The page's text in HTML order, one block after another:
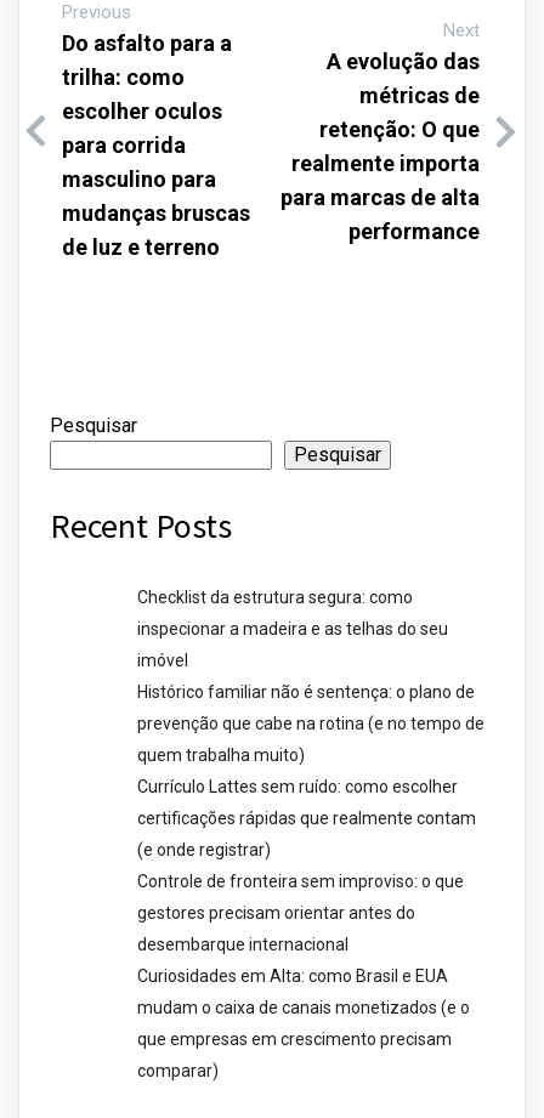
Previous
Do asfalto para a
trilha: como
escolher oculos
para corrida
masculino para
mudanças bruscas
de luz e terreno
Next
A evolução das
métricas de
retenção: O que
realmente importa
para marcas de alta
performance
Pesquisar
Pesquisar
Recent Posts
Checklist da estrutura segura: como
inspecionar a madeira e as telhas do seu
imóvel
Histórico familiar não é sentença: o plano de
prevenção que cabe na rotina (e no tempo de
quem trabalha muito)
Currículo Lattes sem ruído: como escolher
certificações rápidas que realmente contam
(e onde registrar)
Controle de fronteira sem improviso: o que
gestores precisam orientar antes do
desembarque internacional
Curiosidades em Alta: como Brasil e EUA
mudam o caixa de canais monetizados (e o
que empresas em crescimento precisam
comparar)